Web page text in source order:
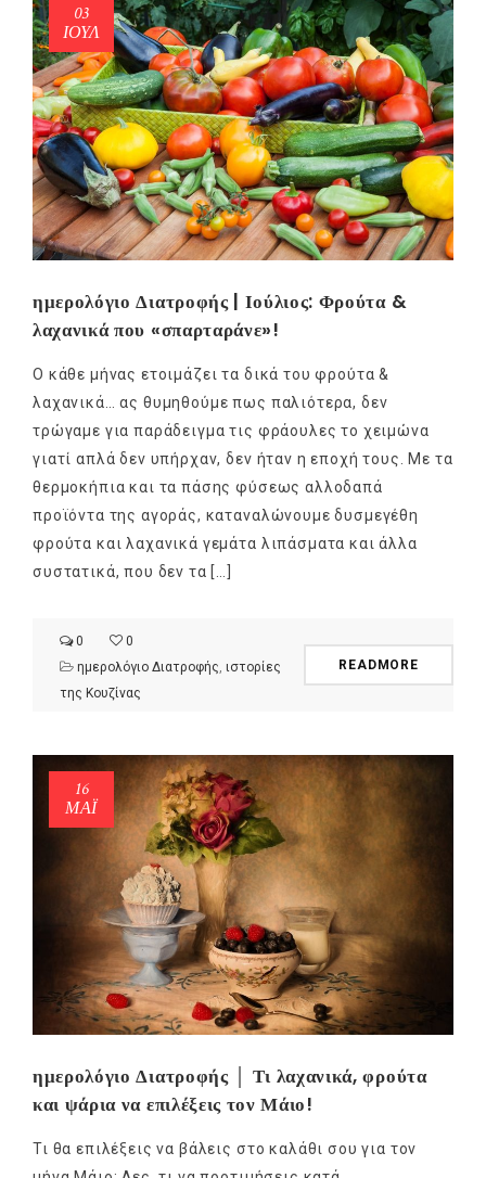
03
ΙΟΎΛ
ημερολόγιο Διατροφής | Ιούλιος: Φρούτα &
λαχανικά που «σπαρταράνε»!
Ο κάθε μήνας ετοιμάζει τα δικά του φρούτα &
λαχανικά… ας θυμηθούμε πως παλιότερα, δεν
τρώγαμε για παράδειγμα τις φράουλες το χειμώνα
γιατί απλά δεν υπήρχαν, δεν ήταν η εποχή τους. Με τα
θερμοκήπια και τα πάσης φύσεως αλλοδαπά
προϊόντα της αγοράς, καταναλώνουμε δυσμεγέθη
φρούτα και λαχανικά γεμάτα λιπάσματα και άλλα
συστατικά, που δεν τα […]
0
0
ημερολόγιο Διατροφής ιστορίες
της Κουζίνας
READMORE
16
ΜΑΪ́
ημερολόγιο Διατροφής │ Τι λαχανικά, φρούτα
και ψάρια να επιλέξεις τον Μάιο!
Τι θα επιλέξεις να βάλεις στο καλάθι σου για τον